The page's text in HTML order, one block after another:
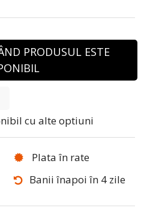
PRODUSUL ESTE
cu alte optiuni
Plata în rate
Banii înapoi în 4 zile